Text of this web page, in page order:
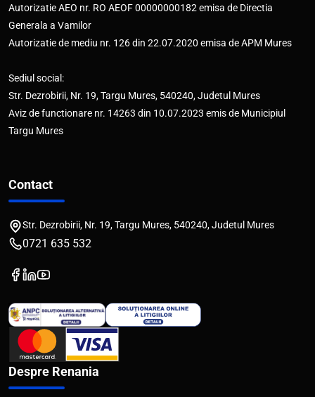
Autorizatie AEO nr. RO AEOF 00000000182 emisa de Directia
Generala a Vamilor
Autorizatie de mediu nr. 126 din 22.07.2020 emisa de APM Mures
Sediul social:
Str. Dezrobirii, Nr. 19, Targu Mures, 540240, Judetul Mures
Aviz de functionare nr. 14263 din 10.07.2023 emis de Municipiul
Targu Mures
Contact
Str. Dezrobirii, Nr. 19, Targu Mures, 540240, Judetul Mures
0721 635 532
Despre Renania